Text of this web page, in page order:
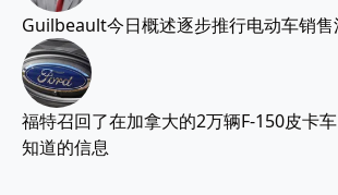
Guilbeault今日概述逐步推行电动车销售
福特召回了在加拿大的2万辆F-150皮卡
知道的信息